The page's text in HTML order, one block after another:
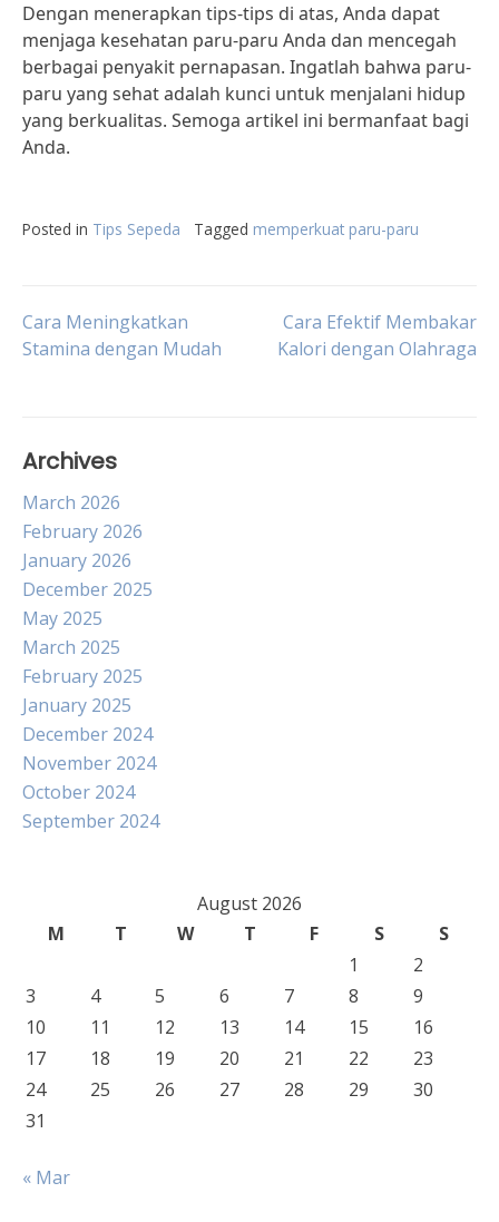
Dengan menerapkan tips-tips di atas, Anda dapat
menjaga kesehatan paru-paru Anda dan mencegah
berbagai penyakit pernapasan. Ingatlah bahwa paru-
paru yang sehat adalah kunci untuk menjalani hidup
yang berkualitas. Semoga artikel ini bermanfaat bagi
Anda.
Posted in Tips Sepeda Tagged memperkuat paru-paru
Post
Cara Meningkatkan
Stamina dengan Mudah
Cara Efektif Membakar
Kalori dengan Olahraga
Archives
March 2026
February 2026
January 2026
December 2025
May 2025
March 2025
February 2025
January 2025
December 2024
November 2024
October 2024
September 2024
August 2026
M
T W T F S
S
1
2
3
4 5 6 7 8
9
10
11 12 13 14 15
16
17
18 19 20 21 22
23
24
25 26 27 28 29
30
31
« Mar